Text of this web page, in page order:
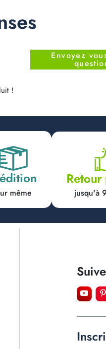
Envoyez
!
même jusqu'à